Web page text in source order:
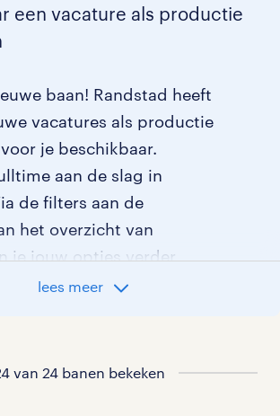
een vacature als productie
baan! Randstad heeft
vacatures als productie
je beschikbaar.
aan de slag in
de filters aan de
het overzicht van
je jouw opties verder
in rijswijk zh of hier
lees meer
van 24 banen bekeken